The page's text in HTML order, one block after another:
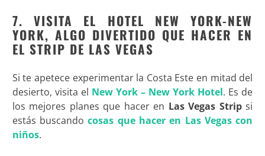
7. VISITA EL HOTEL NEW YORK-NEW
YORK, ALGO DIVERTIDO QUE HACER EN
EL STRIP DE LAS VEGAS
Si te apetece experimentar la Costa Este en mitad del
desierto, visita el New York – New York Hotel. Es de
los mejores planes que hacer en Las Vegas Stripsi
estás buscando cosas que hacer en Las Vegas con
niños.